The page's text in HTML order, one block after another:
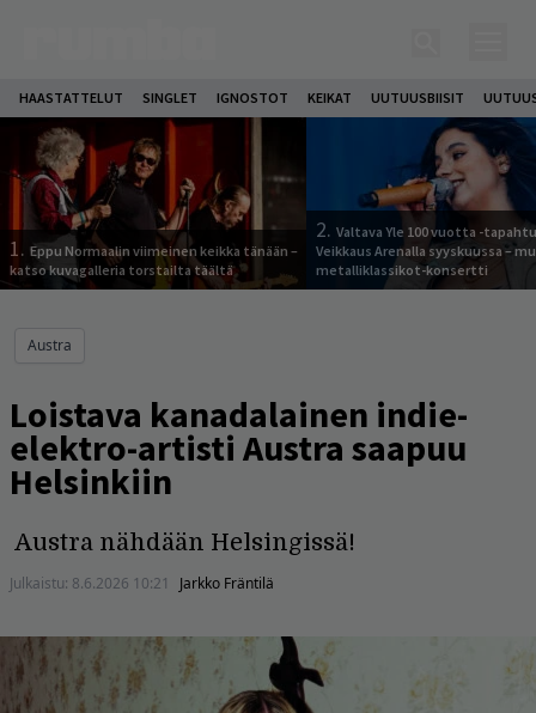
HAASTATTELUT SINGLET IGNOSTOT KEIKAT UUTUUSBIISIT
1. Eppu Normaalin viimeinen keikka tänään –
katso kuvagalleria torstailta täältä
2. Valtava Yle 100 vuotta -
Veikkaus Arenalla syyskuussa –
metalliklassikot-konsertti
Austra
Loistava kanadalainen indie-
elektro-artisti Austra saapuu
Helsinkiin
Austra nähdään Helsingissä!
Julkaistu: 8.6.2026 10:21 Jarkko Fräntilä